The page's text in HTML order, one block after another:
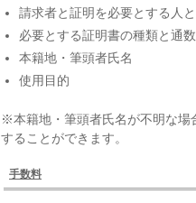
請求者と証明を必要とする人
必要とする証明書の種類と通数
本籍地・筆頭者氏名
使用目的
※本籍地・筆頭者氏名が不明な場
することができます。
手数料